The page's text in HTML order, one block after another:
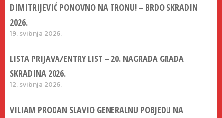
DIMITRIJEVIĆ PONOVNO NA TRONU! – BRDO SKRADIN
2026.
19. svibnja 2026.
LISTA PRIJAVA/ENTRY LIST – 20. NAGRADA GRADA
SKRADINA 2026.
12. svibnja 2026.
VILIAM PRODAN SLAVIO GENERALNU POBJEDU NA